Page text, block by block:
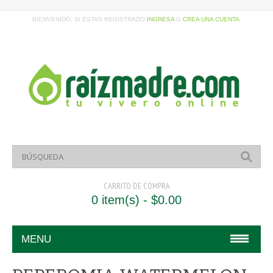
BIENVENIDO, SI ESTAS REGISTRADO INGRESAO CREA UNA CUENTA
CARRITO DE COMPRA
0 item(s) - $0.00
MENU